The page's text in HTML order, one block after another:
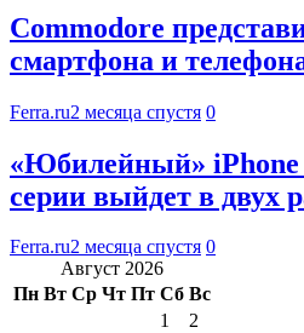
Commodore
смартфона и
Ferra.ru2 месяца спустя 0
«Юбилейный» iPhone
серии выйдет в двух
Ferra.ru2 месяца спустя 0
Август 2026
Пн Вт Ср Чт Пт Сб Вс
1
2